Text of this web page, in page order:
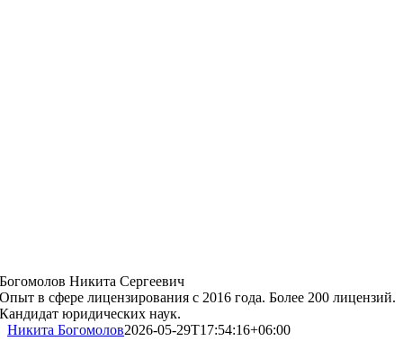
Богомолов Никита Сергеевич
Опыт в сфере лицензирования с 2016 года. Более 200 лицензий.
Кандидат юридических наук.
Никита Богомолов2026-05-29T17:54:16+06:00